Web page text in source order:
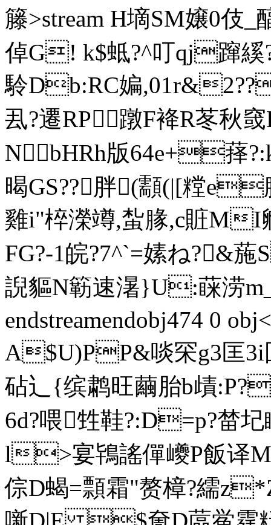
籐>stream H墑SM嬢0 伎
倬G! k$蚳?^叮qj蹿縘
駖Db:RC媥
厾?遷RP 蹾F袶R苳秋
NbHRh版64e+萚
暍GS??胖(顬(|[糛
雞i"椊濚竴,蚻腞,c賍M
FG?-1皖?7^`=嫊ね?&
誽貙N簕速濐}U:蔝涝
endstreamendobj474 0
A$U)PP&啖 罙g3匡
砧辶{缤鹔旺繭胎b歵
6d?喂甡鞋?:D=p?榃圮
l>宴鴇謠僤巙P飯译
倧D蝎=顠霜"赘樟?